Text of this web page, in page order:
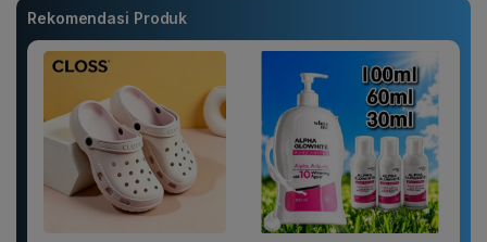
Rekomendasi Produk